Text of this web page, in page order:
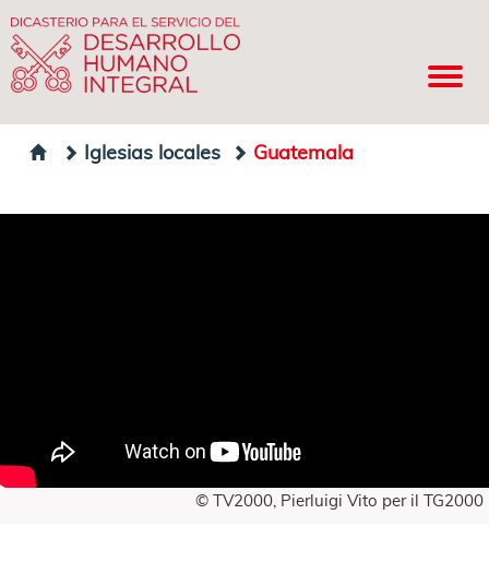
Iglesias locales Guatemala
© TV2000, Pierluigi Vito per il TG2000